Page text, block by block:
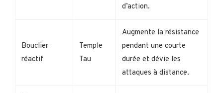
d’action.
Bouclier
réactif
Temple
Tau
Augmente la résistance
pendant une courte
durée et dévie les
attaques à distance.